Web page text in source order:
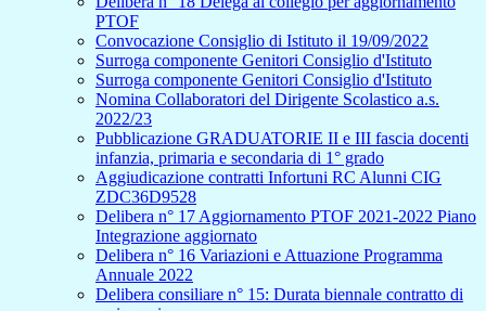
PTOF
Convocazione Consiglio di Istituto il 19/09/2022
Surroga componente Genitori Consiglio d'Istituto
Surroga componente Genitori Consiglio d'Istituto
Nomina Collaboratori del Dirigente Scolastico a.s.
2022/23
Pubblicazione GRADUATORIE II e III fascia docenti
infanzia, primaria e secondaria di 1° grado
Aggiudicazione contratti Infortuni RC Alunni CIG
ZDC36D9528
Delibera n° 17 Aggiornamento PTOF 2021-2022 Piano
Integrazione aggiornato
Delibera n° 16 Variazioni e Attuazione Programma
Annuale 2022
Delibera consiliare n° 15: Durata biennale contratto di